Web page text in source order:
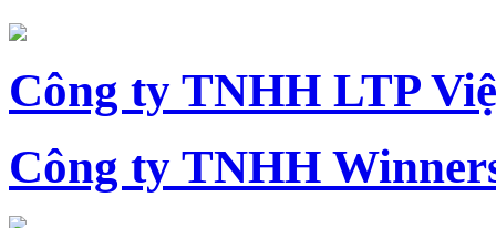
Công ty TNHH LTP
Công ty TNHH